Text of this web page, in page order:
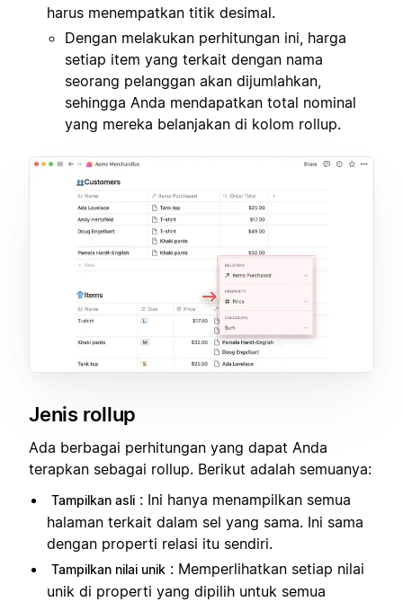
harus menempatkan titik desimal.
Dengan melakukan perhitungan ini, harga
setiap item yang terkait dengan nama
seorang pelanggan akan dijumlahkan,
sehingga Anda mendapatkan total nominal
yang mereka belanjakan di kolom rollup.
Jenis rollup
Ada berbagai perhitungan yang dapat Anda
terapkan sebagai rollup. Berikut adalah semuanya:
Tampilkan asli : Ini hanya menampilkan semua
halaman terkait dalam sel yang sama. Ini sama
dengan properti relasi itu sendiri.
Tampilkan nilai unik : Memperlihatkan setiap nilai
unik di properti yang dipilih untuk semua